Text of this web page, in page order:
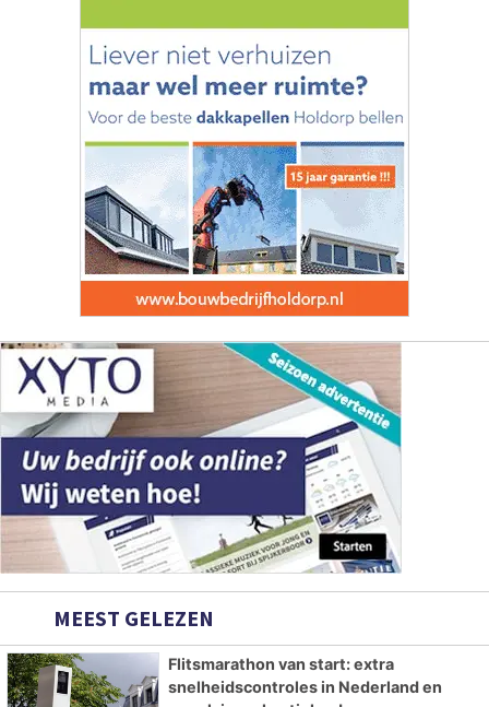
MEEST GELEZEN
Flitsmarathon van start: extra
snelheidscontroles in Nederland en